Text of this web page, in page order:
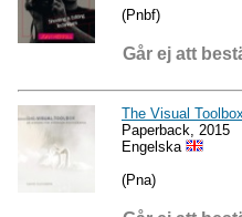
(Pnbf)
Går ej att
The Visual
Paperback, 2015
Engelska
(Pna)